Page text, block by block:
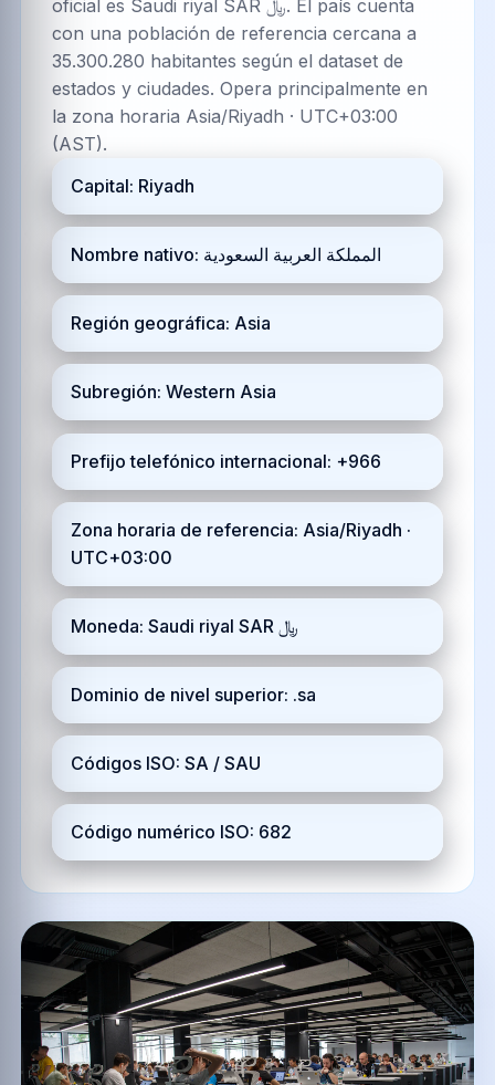
oficial es Saudi riyal SAR ﷼. El país cuenta
con una población de referencia cercana a
35.300.280 habitantes según el dataset de
estados y ciudades. Opera principalmente en
la zona horaria Asia/Riyadh · UTC+03:00
(AST).
Capital: Riyadh
Nombre nativo: المملكة العربية السعودية
Región geográfica: Asia
Subregión: Western Asia
Prefijo telefónico internacional: +966
Zona horaria de referencia: Asia/Riyadh ·
UTC+03:00
Moneda: Saudi riyal SAR ﷼
Dominio de nivel superior: .sa
Códigos ISO: SA / SAU
Código numérico ISO: 682